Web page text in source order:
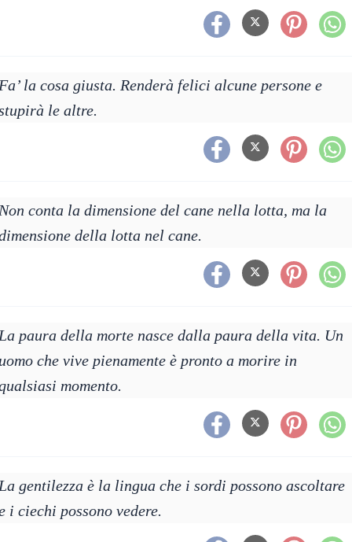
la cosa giusta. Renderà felici alcune persone e
le altre.
conta la dimensione del cane nella lotta, ma la
della lotta nel cane.
paura della morte nasce dalla paura della vita. Un
che vive pienamente è pronto a morire in
momento.
gentilezza è la lingua che i sordi possono ascoltare
i ciechi possono vedere.